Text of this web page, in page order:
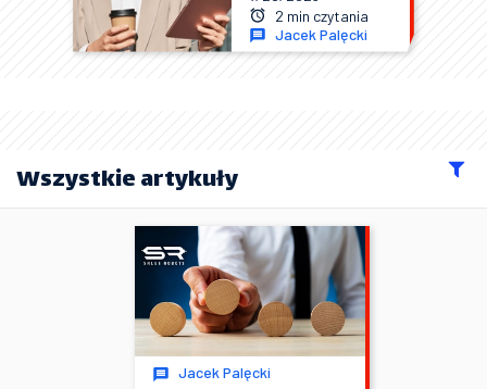
Jacek Palęcki
2 min czytania
Wszystkie artykuły
Jacek Palęcki